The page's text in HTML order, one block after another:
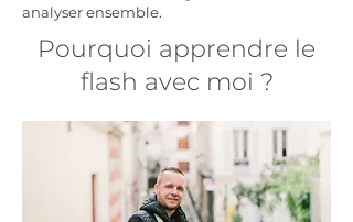
analyser ensemble.
Pourquoi apprendre le
flash avec moi ?